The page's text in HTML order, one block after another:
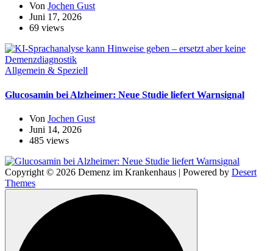
Von Jochen Gust
Juni 17, 2026
69 views
Allgemein & Speziell
Glucosamin bei Alzheimer: Neue Studie liefert Warnsignal
Von Jochen Gust
Juni 14, 2026
485 views
Copyright © 2026 Demenz im Krankenhaus | Powered by Desert
Themes